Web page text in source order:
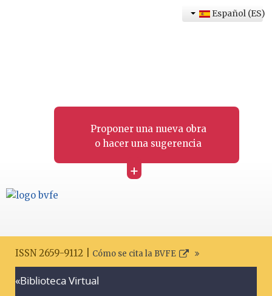
Proponer una nueva obra
o hacer una sugerencia
+
Español (ES)
ISSN 2659-9112 | Cómo se cita la BVFE
«Biblioteca Virtual